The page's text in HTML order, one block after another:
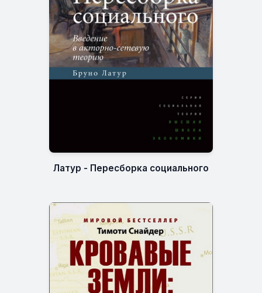
Латур - Пересборка социального